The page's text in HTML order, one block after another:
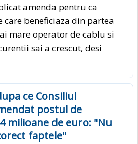
amenda pentru ca
beneficiaza din partea
mare operator de cablu si
sai a crescut, desi
ce Consiliul
postul de
milioane de euro: "Nu
faptele"